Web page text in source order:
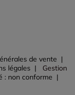
de vente
légales
Gestion
: non conforme